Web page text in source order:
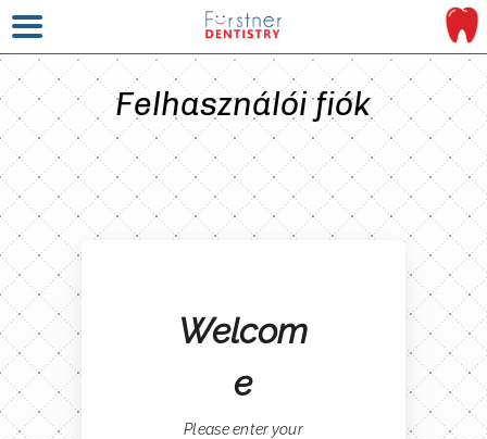
Felhasználói fiók
Welcom
e
Please enter your